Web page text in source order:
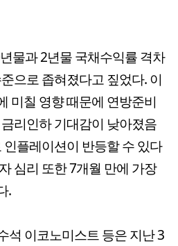
물과 2년물 국채수익률 격차
으로 좁혀졌다고 짚었다. 이
미칠 영향 때문에 연방준비
리인하 기대감이 낮아졌음
플레이션이 반등할 수 있다
심리 또한 7개월 만에 가장
.
석 이코노미스트 등은 지난 3